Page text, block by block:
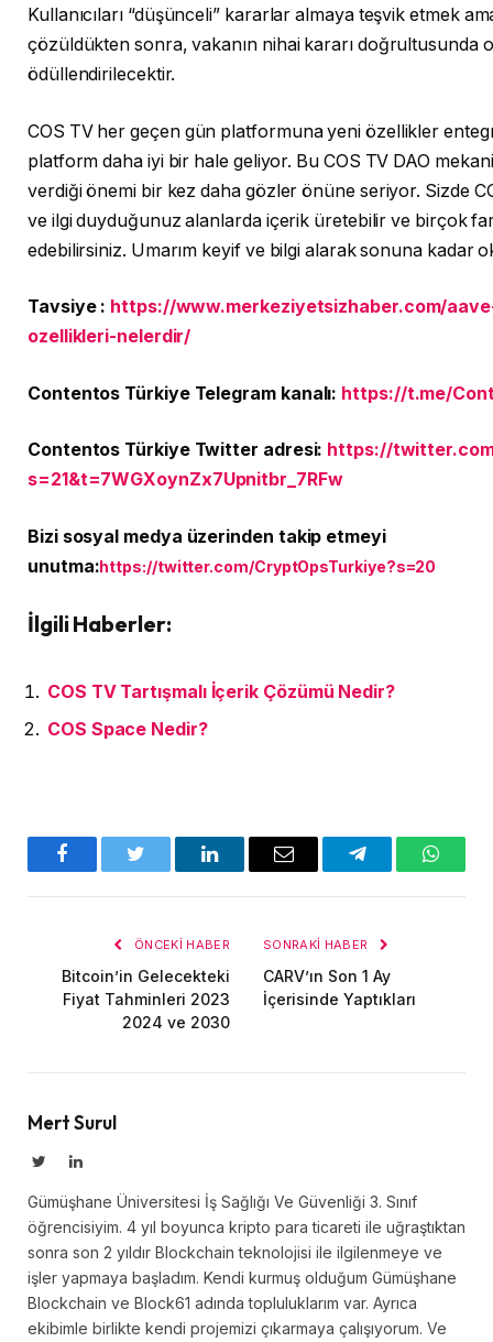
Kullanıcıları “düşünceli” kararlar almaya teşvik etmek
çözüldükten sonra, vakanın nihai kararı doğrultusunda
ödüllendirilecektir.
COS TV her geçen gün platformuna yeni özellikler
platform daha iyi bir hale geliyor. Bu COS TV DAO
verdiği önemi bir kez daha gözler önüne seriyor. Sizde
ve ilgi duyduğunuz alanlarda içerik üretebilir ve birçok
edebilirsiniz. Umarım keyif ve bilgi alarak sonuna kadar
Tavsiye : https://www.merkeziyetsizhaber.com/
ozellikleri-nelerdir/
Contentos Türkiye Telegram kanalı: https://t.me/
Contentos Türkiye Twitter adresi: https://
s=21&t=7WGXoynZx7Upnitbr_7RFw
Bizi sosyal medya üzerinden takip etmeyi
unutma:https://twitter.com/CryptOpsTurkiye?s=20
İlgili Haberler:
COS TV Tartışmalı İçerik Çözümü Nedir?
COS Space Nedir?
FacebookTwitter LinkedInE-
Telegram
ÖNCEKI HABER
Bitcoin’in Gelecekteki
Fiyat Tahminleri 2023
2024 ve 2030
SONRAKI HABER
CARV’ın Son 1 Ay
İçerisinde Yaptıkları
Mert Surul
TwitterLinkedIn
Gümüşhane Üniversitesi İş Sağlığı Ve Güvenliği 3. Sınıf
öğrencisiyim. 4 yıl boyunca kripto para ticareti ile uğraştıktan
sonra son 2 yıldır Blockchain teknolojisi ile ilgilenmeye ve
işler yapmaya başladım. Kendi kurmuş olduğum Gümüşhane
Blockchain ve Block61 adında topluluklarım var. Ayrıca
ekibimle birlikte kendi projemizi çıkarmaya çalışıyorum. Ve